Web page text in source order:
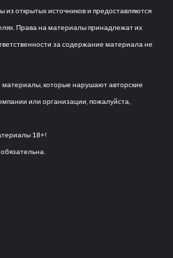
открытых источников и предоставляются
Права на материалы принадлежат их
за содержание материала не
которые нарушают авторские
или организации, пожалуйста,
18+!